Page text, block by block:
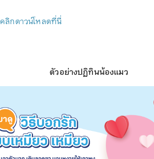
คลิกดาวน์โหลดที่นี่
ตัวอย่างปฏิทินน้องแมว